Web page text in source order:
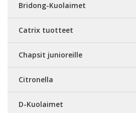
Bridong-Kuolaimet
Catrix tuotteet
Chapsit junioreille
Citronella
D-Kuolaimet